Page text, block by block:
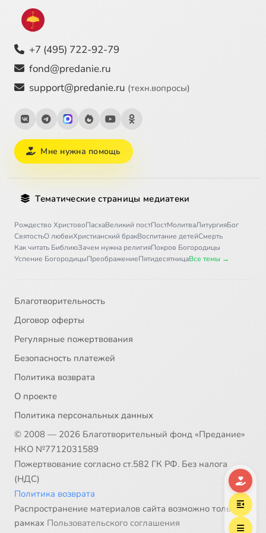
28 Просто инсульт
30 Послесловие автора
+7 (495) 722-92-79
fond@predanie.ru
support@predanie.ru (техн.вопросы)
Мне нужна помощь
Тематические страницы медиатеки
Рождество ХристовоПасхаВеликий постПостМолитваЛитургияБог
СвятостьО любвиХристианский бракВоспитание детейСмерть
Как читать БиблиюЗачем нужна религияПокров Богородицы
Успение БогородицыПреображениеПятидесятницаВсе темы →
Благотворительность
Договор оферты
Регулярные пожертвования
Безопасность платежей
Политика возврата
О проекте
Политика персональных данных
© 2008 — 2026 Благотворительный фонд «Предание»
НКО №7712031589
Пожертвование согласно ст.582 ГК РФ. Без налога
(НДС)
Политика возврата
Распространение материалов сайта возможно только в
рамках Пользовательского соглашения